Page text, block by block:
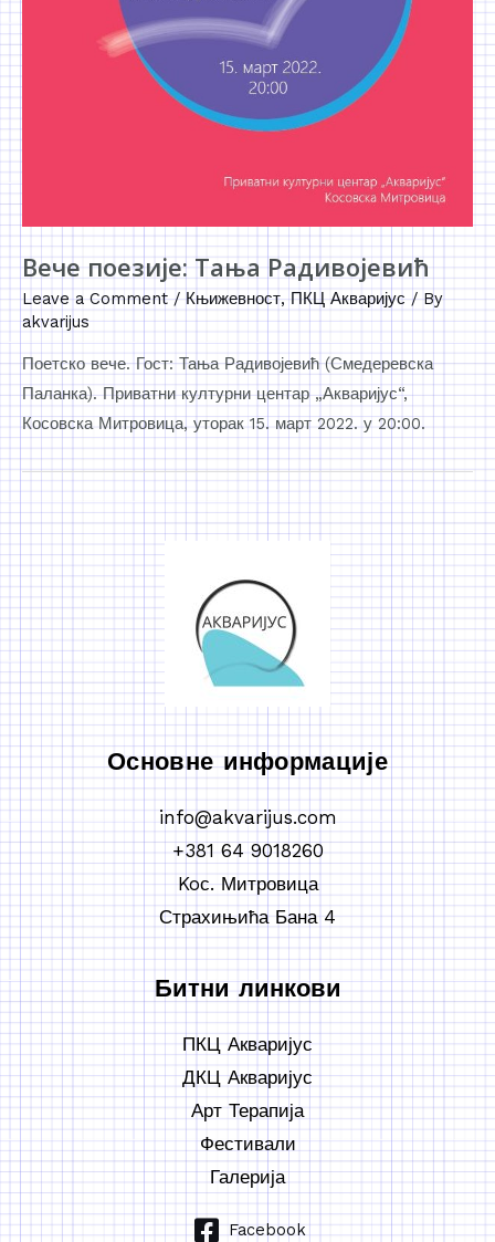
Вече поезије: Тања Радивојевић
Leave a Comment /Књижевност,ПКЦ Акваријус/ By
akvarijus
Поетско вече. Гост: Тања Радивојевић (Смедеревска
Паланка). Приватни културни центар „Акваријус“,
Косовска Митровица, уторак 15. март 2022. у 20:00.
Основне информације
info@akvarijus.com
+381 64 9018260
Koс. Митровица
Страхињића Бана 4
Битни линкови
ПКЦ Акваријус
ДКЦ Акваријус
Арт Терапија
Фестивали
Галерија
Facebook